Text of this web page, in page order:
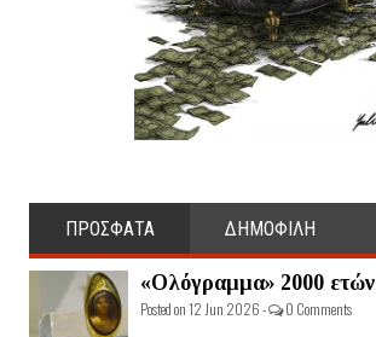
ΠΡΟΣΦΑΤΑ ΔΗΜΟΦΙΛΗ
«Ολόγραμμα» 2000 ετών
Posted on 12 Jun 2026 - 0 Comments